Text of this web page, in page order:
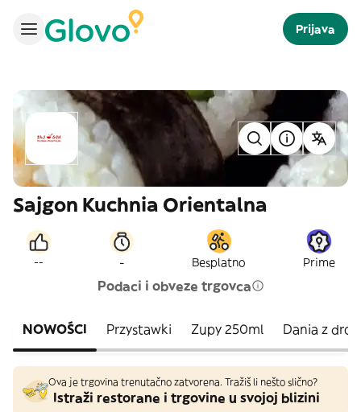
Prijava
Sajgon Kuchnia Orientalna
-- - Besplatno Prime
Podaci i obveze trgovca
NOWOŚCI Przystawki Zupy 250ml Dania z
Ova je trgovina trenutačno zatvorena. Tražiš li nešto slično?
Istraži restorane i trgovine u svojoj blizini